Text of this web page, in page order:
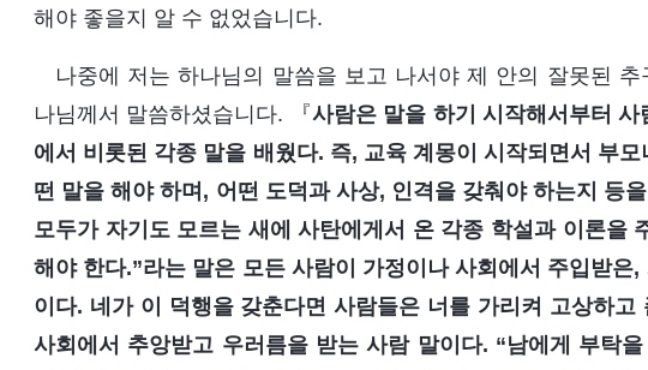
해야 좋을지 알 수 없었습니다.
나중에 저는 하나님의 말씀을 보고 나서야 제 안의 잘못된
나님께서 말씀하셨습니다. 『사람은 말을 하기 시작해서부터
에서 비롯된 각종 말을 배웠다. 즉, 교육 계몽이 시작되면서 부
떤 말을 해야 하며, 어떤 도덕과 사상, 인격을 갖춰야 하는지 등
모두가 자기도 모르는 새에 사탄에게서 온 각종 학설과 이론을
해야 한다.”라는 말은 모든 사람이 가정이나 사회에서 주입받
이다. 네가 이 덕행을 갖춘다면 사람들은 너를 가리켜 고상하
사회에서 추앙받고 우러름을 받는 사람 말이다. “남에게 부탁